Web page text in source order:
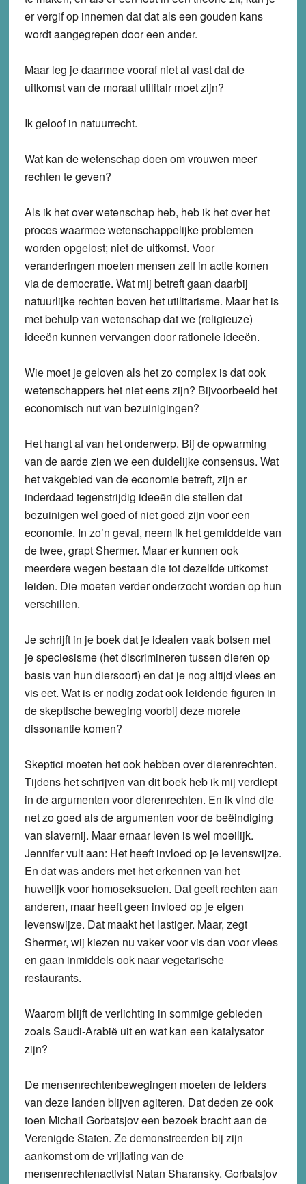
er vergif op innemen dat dat als een gouden kans
wordt aangegrepen door een ander.
Maar leg je daarmee vooraf niet al vast dat de
uitkomst van de moraal utilitair moet zijn?
Ik geloof in natuurrecht.
Wat kan de wetenschap doen om vrouwen meer
rechten te geven?
Als ik het over wetenschap heb, heb ik het over het
proces waarmee wetenschappelijke problemen
worden opgelost; niet de uitkomst. Voor
veranderingen moeten mensen zelf in actie komen
via de democratie. Wat mij betreft gaan daarbij
natuurlijke rechten boven het utilitarisme. Maar het is
met behulp van wetenschap dat we (religieuze)
ideeën kunnen vervangen door rationele ideeën.
Wie moet je geloven als het zo complex is dat ook
wetenschappers het niet eens zijn? Bijvoorbeeld het
economisch nut van bezuinigingen?
Het hangt af van het onderwerp. Bij de opwarming
van de aarde zien we een duidelijke consensus. Wat
het vakgebied van de economie betreft, zijn er
inderdaad tegenstrijdig ideeën die stellen dat
bezuinigen wel goed of niet goed zijn voor een
economie. In zo’n geval, neem ik het gemiddelde van
de twee, grapt Shermer. Maar er kunnen ook
meerdere wegen bestaan die tot dezelfde uitkomst
leiden. Die moeten verder onderzocht worden op hun
verschillen.
Je schrijft in je boek dat je idealen vaak botsen met
je speciesisme (het discrimineren tussen dieren op
basis van hun diersoort) en dat je nog altijd vlees en
vis eet. Wat is er nodig zodat ook leidende figuren in
de skeptische beweging voorbij deze morele
dissonantie komen?
Skeptici moeten het ook hebben over dierenrechten.
Tijdens het schrijven van dit boek heb ik mij verdiept
in de argumenten voor dierenrechten. En ik vind die
net zo goed als de argumenten voor de beëindiging
van slavernij. Maar ernaar leven is wel moeilijk.
Jennifer vult aan: Het heeft invloed op je levenswijze.
En dat was anders met het erkennen van het
huwelijk voor homoseksuelen. Dat geeft rechten aan
anderen, maar heeft geen invloed op je eigen
levenswijze. Dat maakt het lastiger. Maar, zegt
Shermer, wij kiezen nu vaker voor vis dan voor vlees
en gaan inmiddels ook naar vegetarische
restaurants.
Waarom blijft de verlichting in sommige gebieden
zoals Saudi-Arabië uit en wat kan een katalysator
zijn?
De mensenrechtenbewegingen moeten de leiders
van deze landen blijven agiteren. Dat deden ze ook
toen Michail Gorbatsjov een bezoek bracht aan de
Verenigde Staten. Ze demonstreerden bij zijn
aankomst om de vrijlating van de
mensenrechtenactivist Natan Sharansky. Gorbatsjov